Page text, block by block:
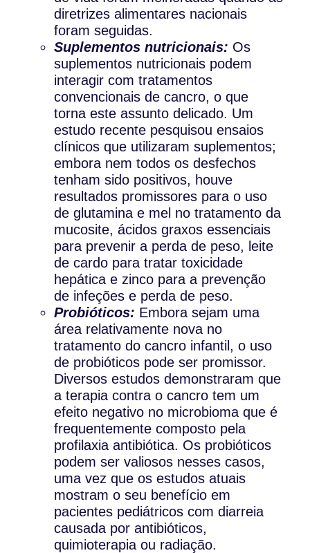
diretrizes alimentares nacionais
foram seguidas.
Suplementos nutricionais: Os
suplementos nutricionais podem
interagir com tratamentos
convencionais de cancro, o que
torna este assunto delicado. Um
estudo recente pesquisou ensaios
clínicos que utilizaram suplementos;
embora nem todos os desfechos
tenham sido positivos, houve
resultados promissores para o uso
de glutamina e mel no tratamento da
mucosite, ácidos graxos essenciais
para prevenir a perda de peso, leite
de cardo para tratar toxicidade
hepática e zinco para a prevenção
de infeções e perda de peso.
Probióticos: Embora sejam uma
área relativamente nova no
tratamento do cancro infantil, o uso
de probióticos pode ser promissor.
Diversos estudos demonstraram que
a terapia contra o cancro tem um
efeito negativo no microbioma que é
frequentemente composto pela
profilaxia antibiótica. Os probióticos
podem ser valiosos nesses casos,
uma vez que os estudos atuais
mostram o seu benefício em
pacientes pediátricos com diarreia
causada por antibióticos,
quimioterapia ou radiação.